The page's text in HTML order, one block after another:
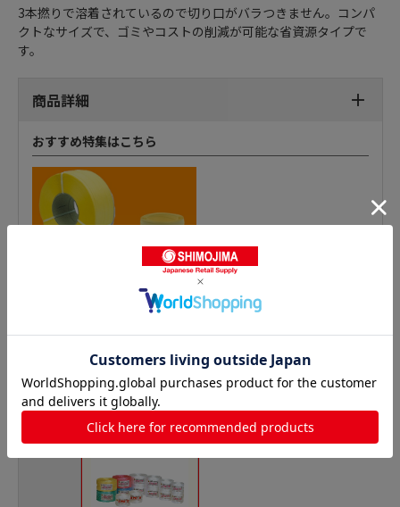
3本撚りで溶着されているので切り口がバラつきません。コンパ
クトなサイズで、ゴミやコストの削減が可能な省資源タイプで
す。
商品詳細
おすすめ特集はこちら
PPロープ（ビニール紐）の人気商品との比較